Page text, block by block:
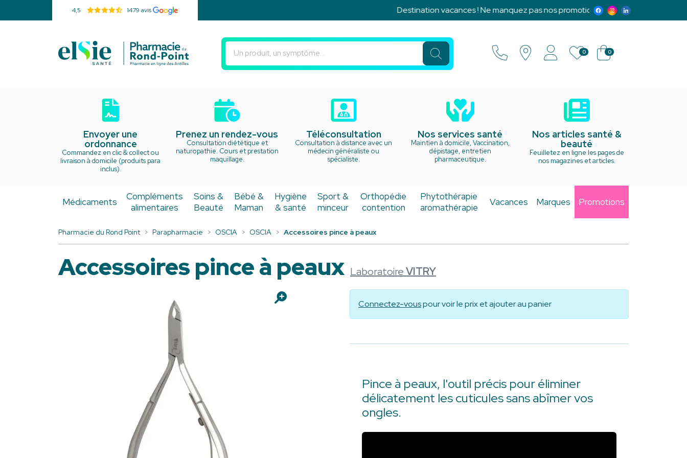
Destination vacances ! Ne manquez pas nos promotions exclusives et notre
4,5 1479 avis
Pharmacie du Rond Point Votre pharmacie en ligne à votre service
0 0
Envoyer une
ordonnance
Commandez en clic & collect ou
livraison à domicile (produits para
inclus).
Prenez un rendez-vous
Consultation diététique et
naturopathie. Cours et prestation
maquillage.
Téléconsultation
Consultation à distance avec un
médecin généraliste ou
spécialiste.
Nos services santé
Maintien à domicile, Vaccination,
dépistage, entretien
pharmaceutique.
Nos articles santé &
beauté
Feuilletez en ligne les pages de
nos magazines et articles.
Médicaments
Compléments
alimentaires
Soins &
Beauté
Bébé &
Maman
Hygiène
& santé
Sport &
minceur
Orthopédie
contention
Phytothérapie
aromathérapie
Vacances Marques Promotions
Pharmacie du Rond Point Parapharmacie OSCIA OSCIA Accessoires pince à peaux
Accessoires pince à peaux LaboratoireVITRY
Connectez-vouspour voir le prix et ajouter au panier
Pince à peaux, l'outil précis pour éliminer
délicatement les cuticules sans abîmer vos
ongles.